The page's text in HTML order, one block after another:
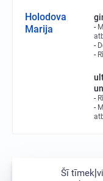
Holodova
Marija
131/3573
Šī